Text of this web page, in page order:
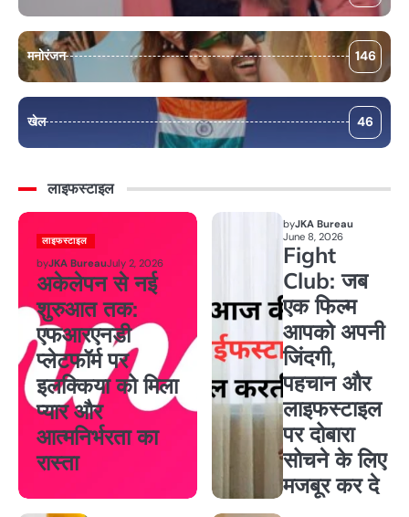
मनोरंजन 146
खेल 46
लाइफस्टाइल
लाइफस्टाइल
byJKA BureauJuly 2, 2026
अकेलेपन से नई
शुरुआत तक:
एफआरएनडी
प्लेटफॉर्म पर
इलक्किया को मिला
प्यार और
आत्मनिर्भरता का
रास्ता
byJKA Bureau
June 8, 2026
Fight
Club: जब
एक फिल्म
आपको अपनी
जिंदगी,
पहचान और
लाइफस्टाइल
पर दोबारा
सोचने के लिए
मजबूर कर दे